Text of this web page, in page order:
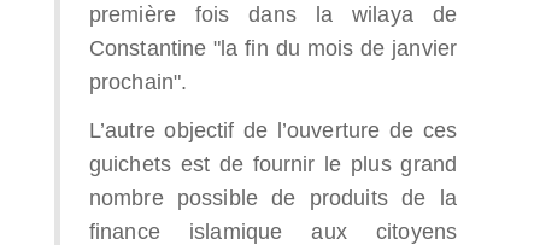
première fois dans la wilaya de
Constantine "la fin du mois de janvier
prochain".
L’autre objectif de l’ouverture de ces
guichets est de fournir le plus grand
nombre possible de produits de la
finance islamique aux citoyens